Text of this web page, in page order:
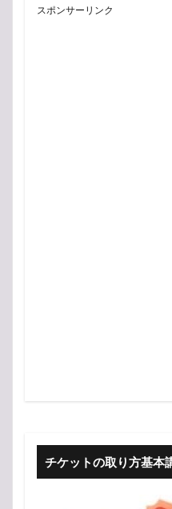
スポンサーリンク
チケットの取り方基本